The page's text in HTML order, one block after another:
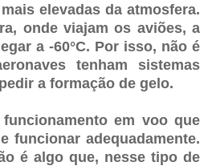
elevadas da atmosfera.
onde viajam os aviões, a
a -60°C. Por isso, não é
tenham sistemas
a formação de gelo.
em voo que
funcionar adequadamente.
é algo que, nesse tipo de